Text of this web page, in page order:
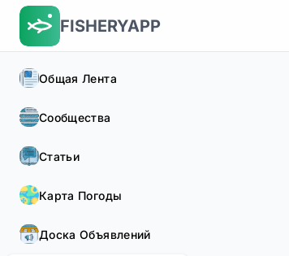
FISHERYAPP
Общая Лента
Сообщества
Статьи
Карта Погоды
Доска Объявлений